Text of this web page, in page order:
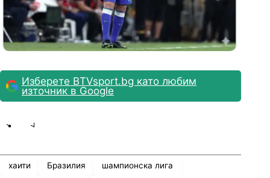
Изберете BTVsport.bg като любим
източник в Google
хаити Бразилия шампионска лига